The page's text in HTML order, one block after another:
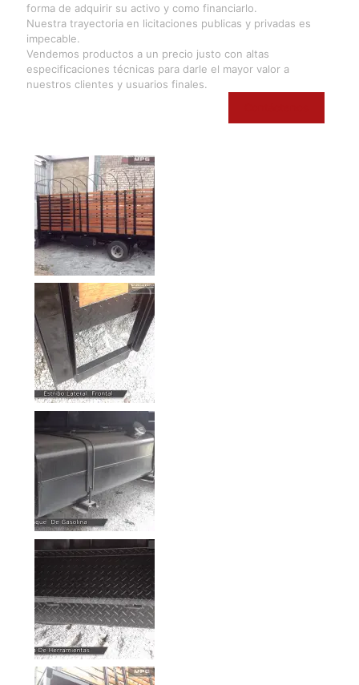
forma de adquirir su activo y como financiarlo.
Nuestra trayectoria en licitaciones publicas y privadas es
impecable.
Vendemos productos a un precio justo con altas
especificaciones técnicas para darle el mayor valor a
nuestros clientes y usuarios finales.